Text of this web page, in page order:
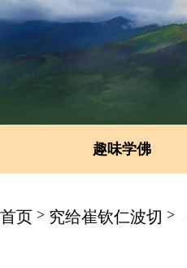
趣味学佛
首页 > 究给崔钦仁波切 >